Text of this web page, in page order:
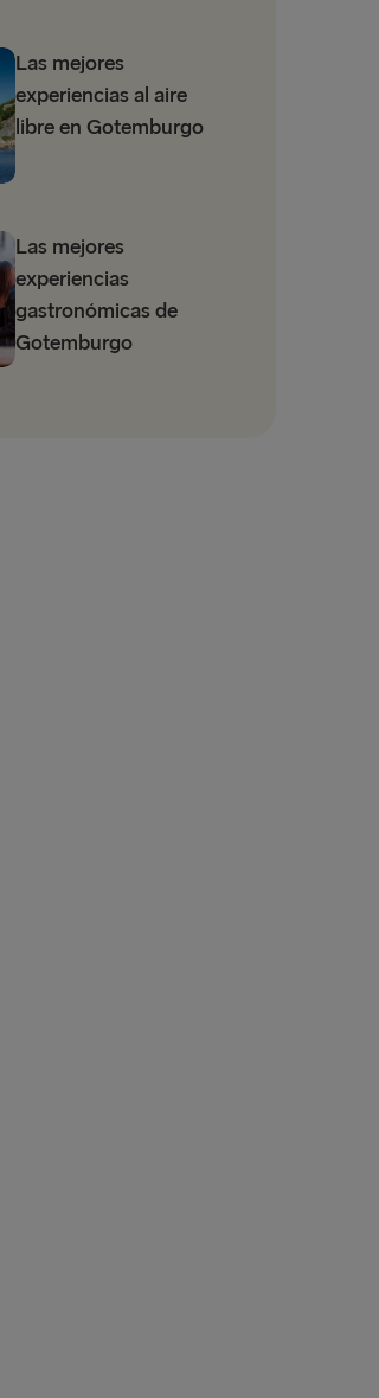
Las mejores
experiencias al aire
libre en Gotemburgo
Las mejores
experiencias
gastronómicas de
Gotemburgo